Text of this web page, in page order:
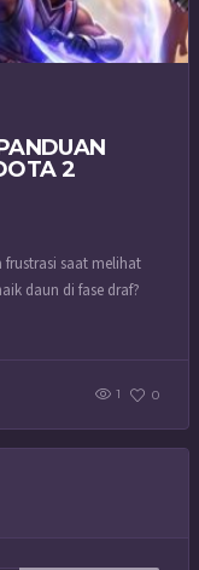
2
saat melihat
daun di fase draf?
1 0